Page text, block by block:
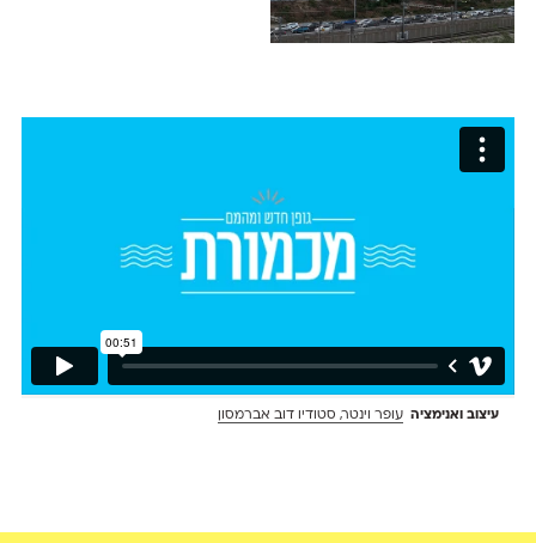
עיצוב ואנימציה עופר וינטר, סטודיו דוב אברמסון